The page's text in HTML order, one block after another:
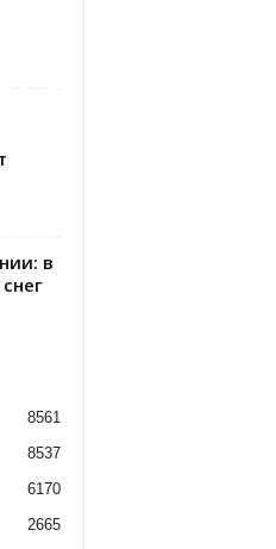
в
8561
8537
6170
2665